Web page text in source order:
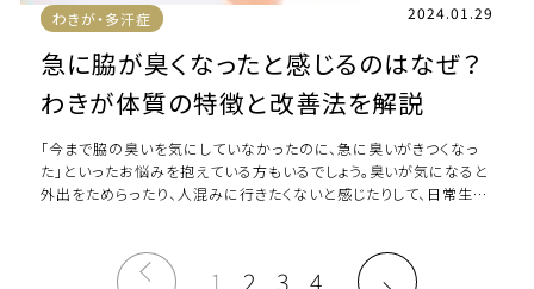
わきが・多汗症 2024.01.29
急に脇が臭くなったと感じるのはなぜ？
わきが体質の特徴と改善法を解説
「今まで脇の臭いを気にしていなかったのに、急に臭いがきつくなっ
た」といったお悩みを抱えている方もいるでしょう。臭いが気になると
外出をためらったり、人混みに行きたくないと感じたりして、日常生活
1 2 3 4